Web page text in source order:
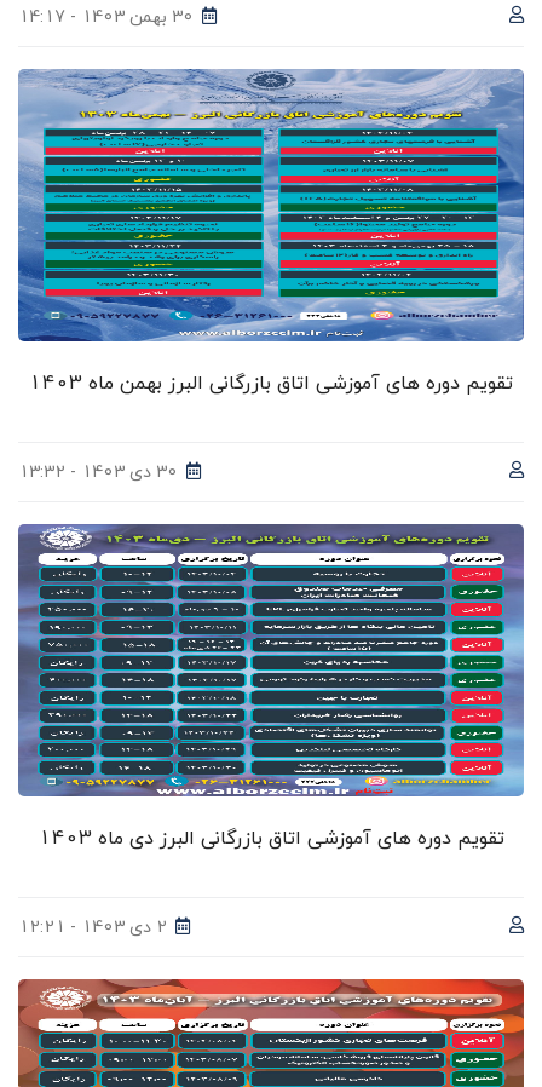
30 بهمن 1403 - 14:17
تقویم دوره های آموزشی اتاق بازرگانی البرز بهمن ماه 1403
30 دی 1403 - 13:32
تقویم دوره های آموزشی اتاق بازرگانی البرز دی ماه 1403
2 دی 1403 - 12:21